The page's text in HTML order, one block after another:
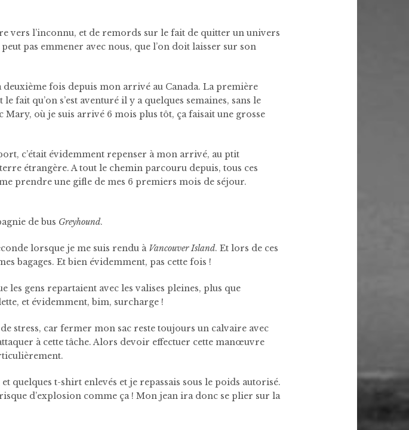
vers l’inconnu, et de remords sur le fait de quitter un univers
pas emmener avec nous, que l’on doit laisser sur son
fois depuis mon arrivé au Canada. La première
le fait qu’on s’est aventuré il y a quelques semaines, sans le
où je suis arrivé 6 mois plus tôt, ça faisait une grosse
c’était évidemment repenser à mon arrivé, au ptit
étrangère. A tout le chemin parcouru depuis, tous ces
prendre une gifle de mes 6 premiers mois de séjour.
de bus Greyhound.
lorsque je me suis rendu à Vancouver Island. Et lors de ces
bagages. Et bien évidemment, pas cette fois !
les gens repartaient avec les valises pleines, plus que
et évidemment, bim, surcharge !
stress, car fermer mon sac reste toujours un calvaire avec
à cette tâche. Alors devoir effectuer cette manœuvre
quelques t-shirt enlevés et je repassais sous le poids autorisé.
d’explosion comme ça ! Mon jean ira donc se plier sur la